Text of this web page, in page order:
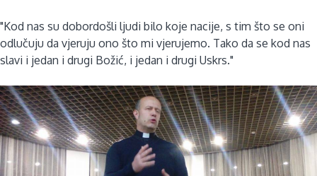
"Kod nas su dobordošli ljudi bilo koje nacije, s tim što se oni
odlučuju da vjeruju ono što mi vjerujemo. Tako da se kod nas
slavi i jedan i drugi Božić, i jedan i drugi Uskrs."